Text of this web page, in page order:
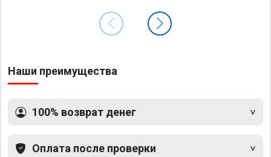
Наши преимущества
100% возврат денег
Оплата после проверки